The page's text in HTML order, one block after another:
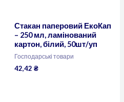
Стакан паперовий ЕкоКап
– 250 мл, ламінований
картон, білий, 50шт/уп
Господарські товари
42,42 ₴